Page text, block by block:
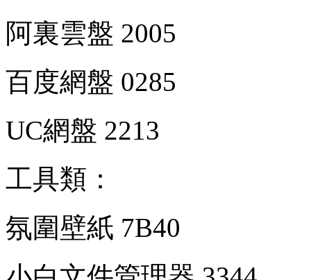
阿裏雲盤 2005
百度網盤 0285
UC網盤 2213
工具類：
氛圍壁紙 7B40